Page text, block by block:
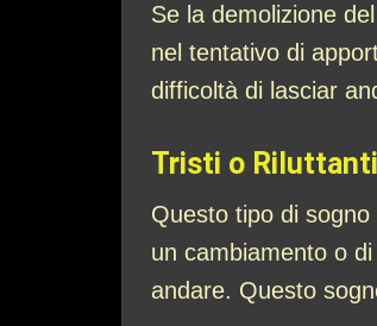
Se la demolizione
nel tentativo di
difficoltà di lasciar
Tristi o
Questo tipo di
un cambiamento o
andare. Questo